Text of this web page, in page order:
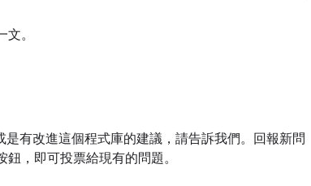
文。
有改進這個程式庫的建議，請告訴我們。回報新問
鈕，即可投票給現有的問題。